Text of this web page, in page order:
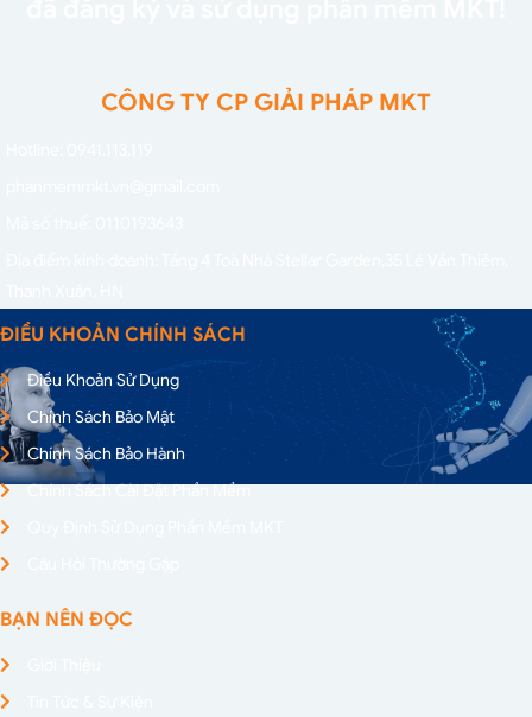
CÔNG TY CP GIẢI PHÁP MKT
ĐIỀU KHOẢN CHÍNH SÁCH
Điều Khoản Sử Dụng
Chính Sách Bảo Mật
Chính Sách Bảo Hành
Chính Sách Cài Đặt Phần Mềm
BẠN NÊN ĐỌC